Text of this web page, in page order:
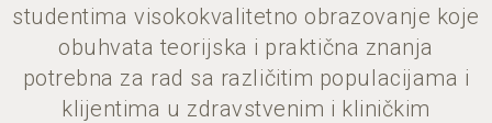
studentima visokokvalitetno obrazovanje koje
obuhvata teorijska i praktična znanja
potrebna za rad sa različitim populacijama i
klijentima u zdravstvenim i kliničkim